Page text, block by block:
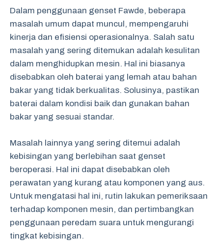
Dalam penggunaan genset Fawde, beberapa
masalah umum dapat muncul, mempengaruhi
kinerja dan efisiensi operasionalnya. Salah satu
masalah yang sering ditemukan adalah kesulitan
dalam menghidupkan mesin. Hal ini biasanya
disebabkan oleh baterai yang lemah atau bahan
bakar yang tidak berkualitas. Solusinya, pastikan
baterai dalam kondisi baik dan gunakan bahan
bakar yang sesuai standar.
Masalah lainnya yang sering ditemui adalah
kebisingan yang berlebihan saat genset
beroperasi. Hal ini dapat disebabkan oleh
perawatan yang kurang atau komponen yang aus.
Untuk mengatasi hal ini, rutin lakukan pemeriksaan
terhadap komponen mesin, dan pertimbangkan
penggunaan peredam suara untuk mengurangi
tingkat kebisingan.